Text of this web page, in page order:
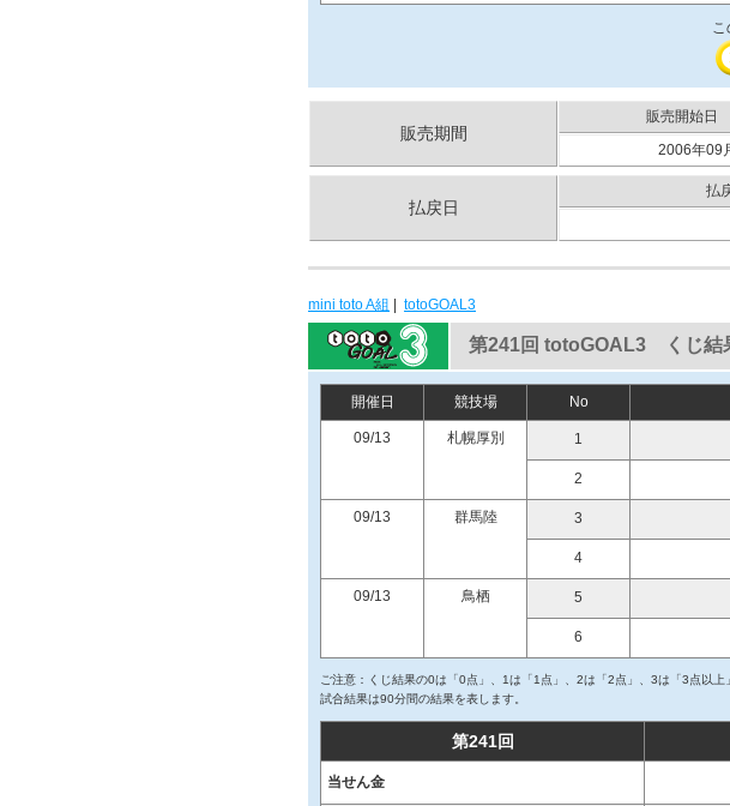
こ
販売期間
販売開始日
2006年09
払戻日
払
mini toto A組 totoGOAL3
第241回 totoGOAL3 くじ結
開催日 競技場 No
09/13 札幌厚別 1
2
09/13 群馬陸 3
4
09/13 鳥栖 5
6
ご注意：くじ結果の0は「0点」、1は「1点」、2は「2点」、3は「3点以上
試合結果は90分間の結果を表します。
第241回
当せん金